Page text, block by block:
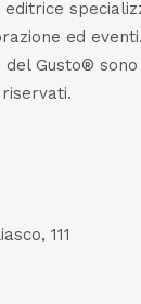
editrice
ed eventi.
Gusto® sono
111